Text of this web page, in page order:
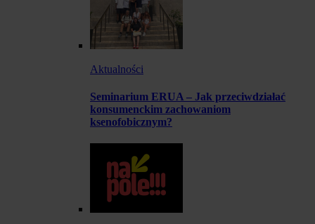
Aktualności
Seminarium ERUA – Jak przeciwdziałać
konsumenckim zachowaniom
ksenofobicznym?